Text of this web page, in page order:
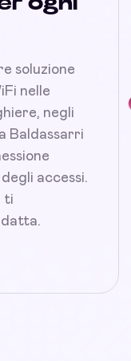
soluzione
nelle
negli
Baldassarri
accessi.
ti